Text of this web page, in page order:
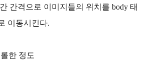
간격으로 이미지들의 위치를 body 태
이동시킨다.
한 정도